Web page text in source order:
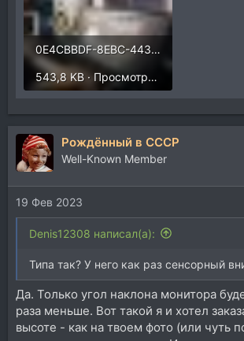
0E4CBBDF-8EBC-4439-8F99-ABB99C013001.jpeg
543,8 KB · Просмотры: 329
Рождённый в СССР
Well-Known Member
19 Фев 2023
Denis12308 написал(а):
Типа так? У него как раз сенсорный
Да. Только угол наклона монитора
раза меньше. Вот такой я и хотел
высоте - как на твоем фото (или чуть